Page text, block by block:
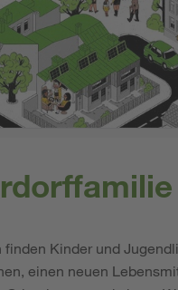
Kinder und
einen neuen